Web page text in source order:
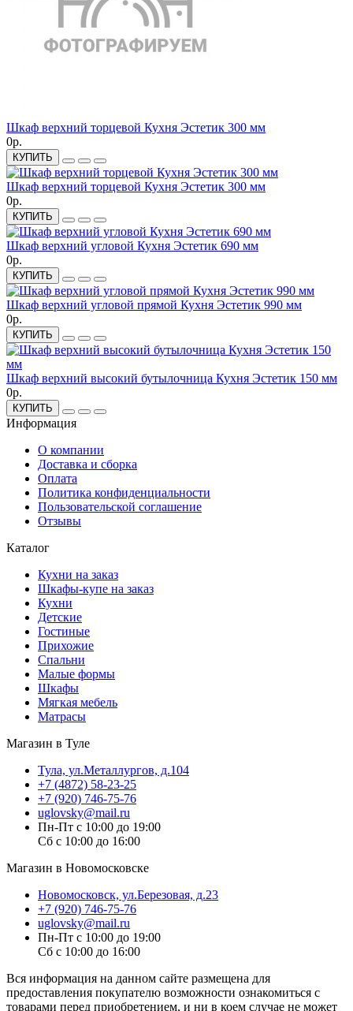
Шкаф верхний торцевой Кухня Эстетик 300 мм
0р.
КУПИТЬ
Шкаф верхний торцевой Кухня Эстетик 300 мм
0р.
КУПИТЬ
Шкаф верхний угловой Кухня Эстетик 690 мм
0р.
КУПИТЬ
Шкаф верхний угловой прямой Кухня Эстетик 990 мм
0р.
КУПИТЬ
Шкаф верхний высокий бутылочница Кухня Эстетик 150 мм
0р.
КУПИТЬ
Информация
О компании
Доставка и сборка
Оплата
Политика конфиденциальности
Пользовательской соглашение
Отзывы
Каталог
Кухни на заказ
Шкафы-купе на заказ
Кухни
Детские
Гостиные
Прихожие
Спальни
Малые формы
Шкафы
Мягкая мебель
Матрасы
Магазин в Туле
Тула, ул.Металлургов, д.104
+7 (4872) 58-23-25
+7 (920) 746-75-76
uglovsky@mail.ru
Пн-Пт с 10:00 до 19:00
Сб с 10:00 до 16:00
Магазин в Новомосковске
Новомосковск, ул.Березовая, д.23
+7 (920) 746-75-76
uglovsky@mail.ru
Пн-Пт с 10:00 до 19:00
Сб с 10:00 до 16:00
Вся информация на данном сайте размещена для
предоставления покупателю возможности ознакомиться с
товарами перед приобретением, и ни в коем случае не может